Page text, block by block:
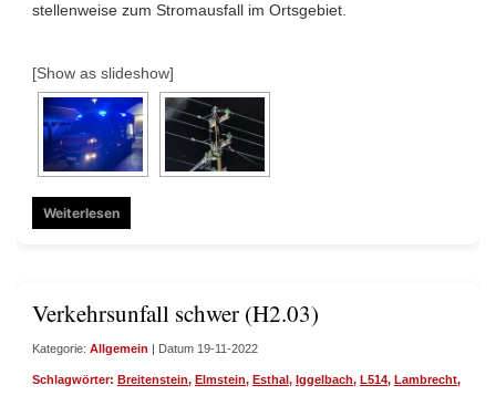
stellenweise zum Stromausfall im Ortsgebiet.
[Show as slideshow]
Weiterlesen
Verkehrsunfall schwer (H2.03)
Kategorie: Allgemein | Datum 19-11-2022
Schlagwörter: Breitenstein, Elmstein, Esthal , Iggelbach, L514, Lambrecht,